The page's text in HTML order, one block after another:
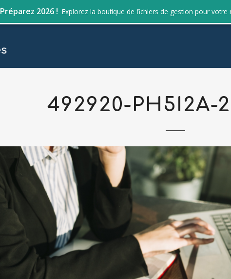
492920-PH5I2A-
Préparez 2026 ! Explorez la boutique de fichiers de gestion pour votre